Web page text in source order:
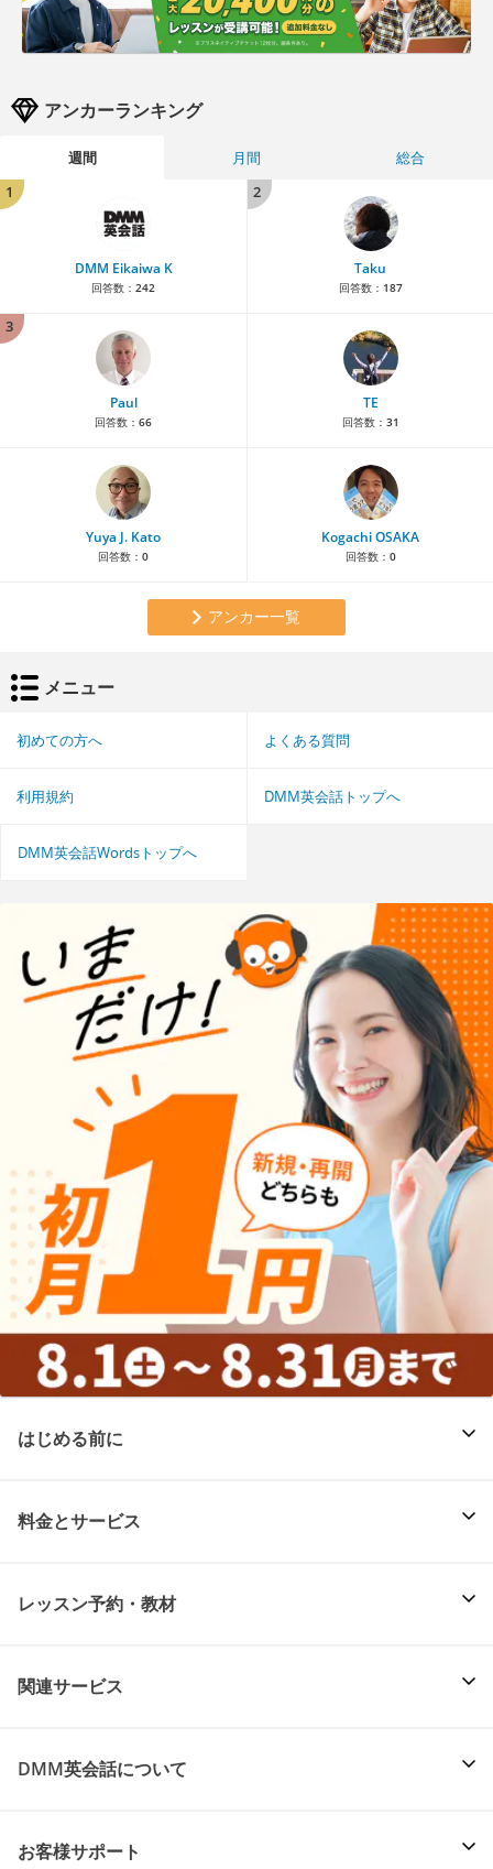
アンカーランキング
週間 月間
総合
1
DMM Eikaiwa K
回答数： 242
2
Taku
回答数： 187
3
Paul
回答数： 66
TE
回答数： 31
Yuya J. Kato
回答数： 0
Kogachi OSAKA
回答数： 0
アンカー一覧
メニュー
初めての方へ よくある質問
利用規約 DMM英会話トップへ
DMM英会話Wordsトップへ
はじめる前に
料金とサービス
レッスン予約・教材
関連サービス
DMM英会話について
お客様サポート